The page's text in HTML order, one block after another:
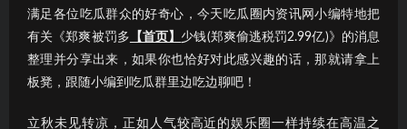
满足各位吃瓜群众的好奇心，今天吃瓜圈内资讯网小编特地把
有关《郑爽被罚多 【首页】 少钱(郑爽偷逃税罚2.99亿)》的消息
整理并分享出来，如果你也恰好对此感兴趣的话，那就请拿上
板凳，跟随小编到吃瓜群里边吃边聊吧！
立秋未见转凉，正如人气较高近的娱乐圈一样持续在高温之